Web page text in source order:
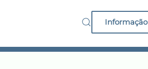
Informação